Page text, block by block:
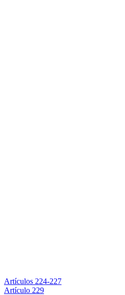
Artículos 224-227
Artículo 229